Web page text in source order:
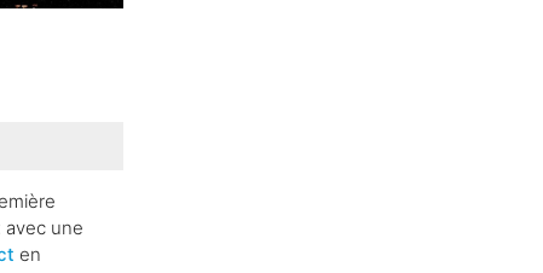
avec une
en